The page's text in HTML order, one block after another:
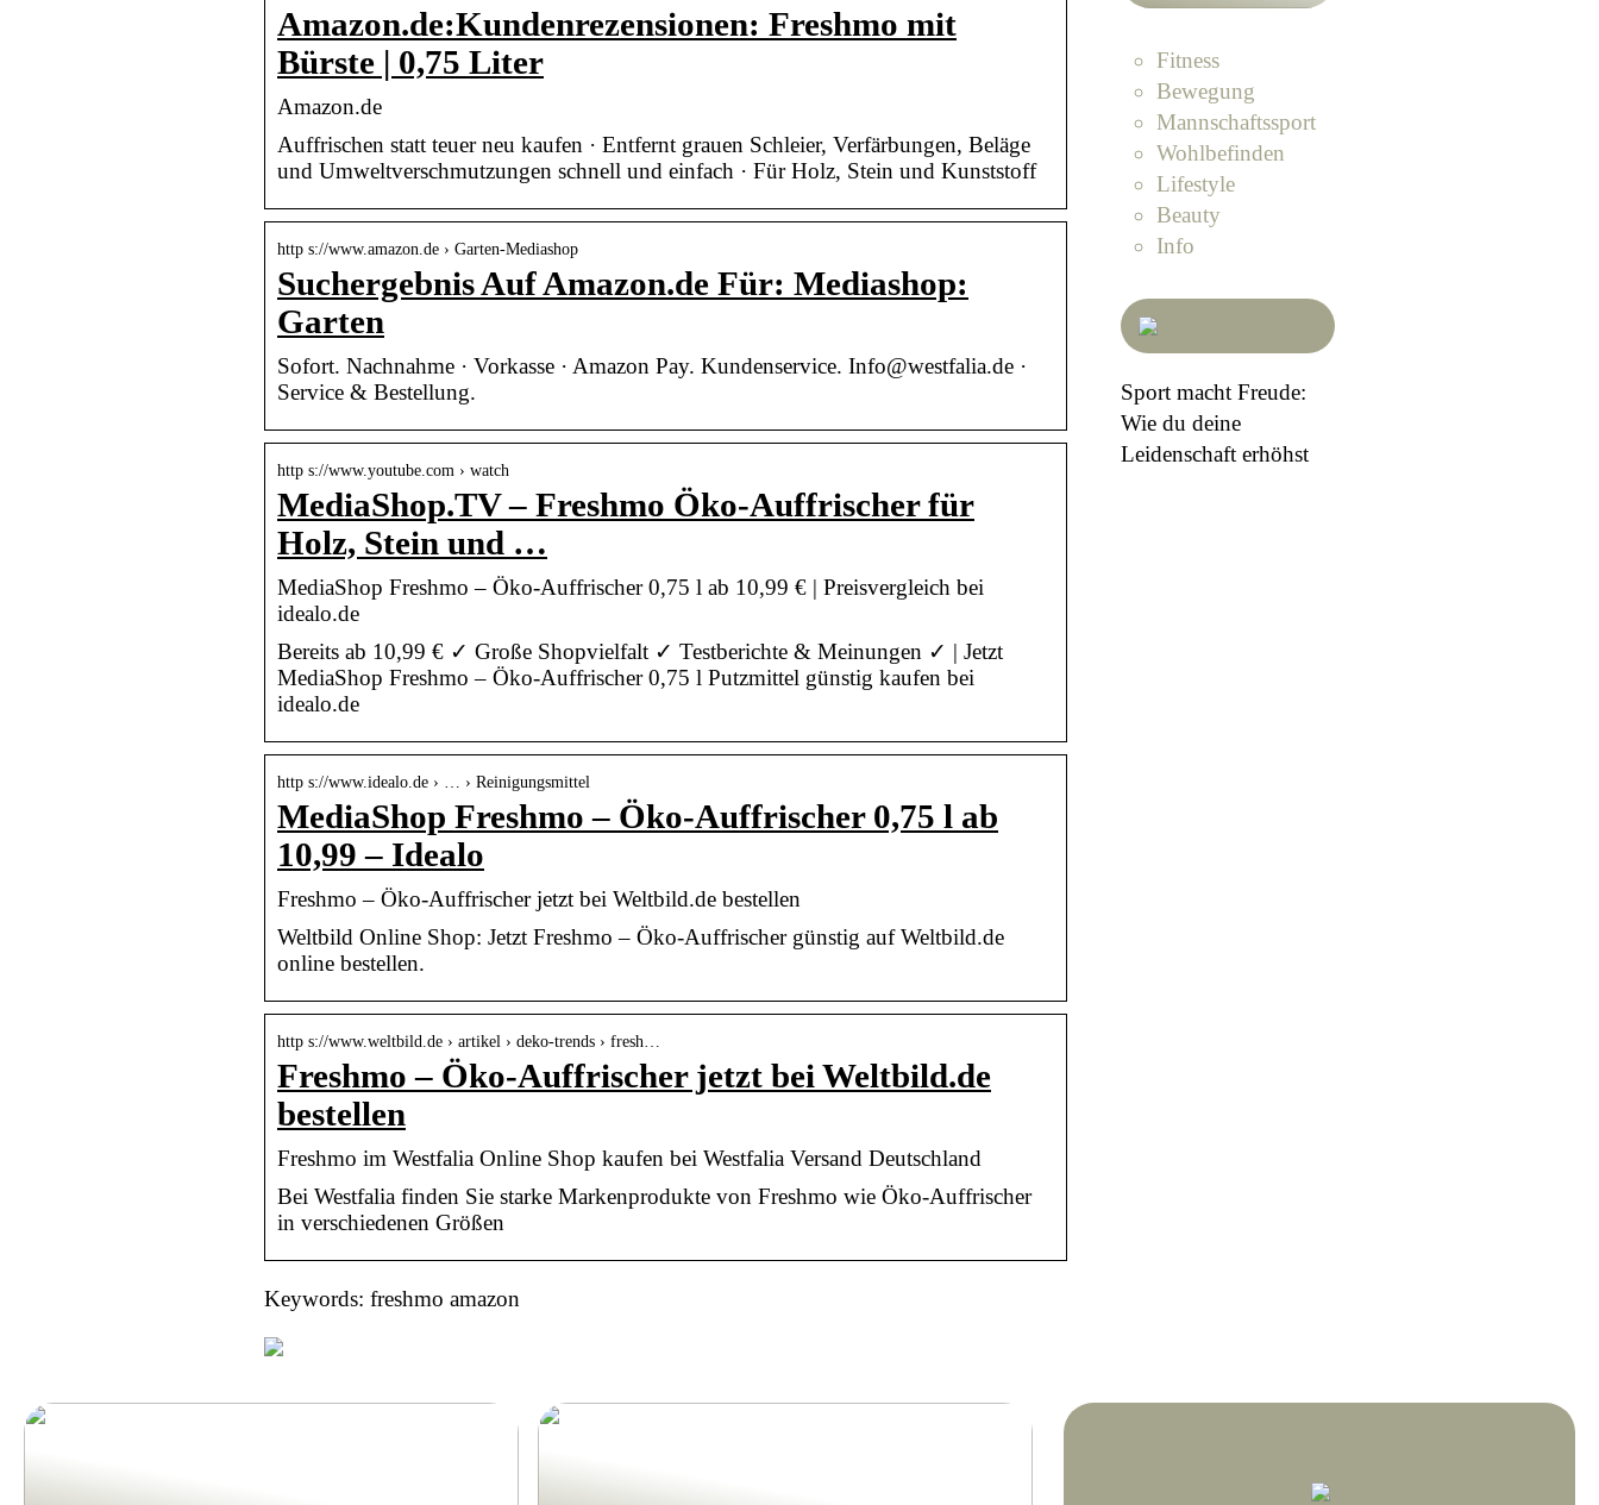
Amazon.de:Kundenrezensionen: Freshmo mit
Bürste | 0,75 Liter
Amazon.de
Auffrischen statt teuer neu kaufen · Entfernt grauen Schleier, Verfärbungen, Beläge
und Umweltverschmutzungen schnell und einfach · Für Holz, Stein und Kunststoff
http s://www.amazon.de › Garten-Mediashop
Suchergebnis Auf Amazon.de Für: Mediashop:
Garten
Sofort. Nachnahme · Vorkasse · Amazon Pay. Kundenservice. Info@westfalia.de ·
Service & Bestellung.
http s://www.youtube.com › watch
MediaShop.TV – Freshmo Öko-Auffrischer für
Holz, Stein und …
MediaShop Freshmo – Öko-Auffrischer 0,75 l ab 10,99 € | Preisvergleich bei
idealo.de
Bereits ab 10,99 € ✓ Große Shopvielfalt ✓ Testberichte & Meinungen ✓ | Jetzt
MediaShop Freshmo – Öko-Auffrischer 0,75 l Putzmittel günstig kaufen bei
idealo.de
http s://www.idealo.de › … › Reinigungsmittel
MediaShop Freshmo – Öko-Auffrischer 0,75 l ab
10,99 – Idealo
Freshmo – Öko-Auffrischer jetzt bei Weltbild.de bestellen
Weltbild Online Shop: Jetzt Freshmo – Öko-Auffrischer günstig auf Weltbild.de
online bestellen.
http s://www.weltbild.de › artikel › deko-trends › fresh…
Freshmo – Öko-Auffrischer jetzt bei Weltbild.de
bestellen
Freshmo im Westfalia Online Shop kaufen bei Westfalia Versand Deutschland
Bei Westfalia finden Sie starke Markenprodukte von Freshmo wie Öko-Auffrischer
in verschiedenen Größen
Keywords: freshmo amazon
Fitness
Bewegung
Mannschaftssport
Wohlbefinden
Lifestyle
Beauty
Info
Sport macht Freude:
Wie du deine
Leidenschaft erhöhst